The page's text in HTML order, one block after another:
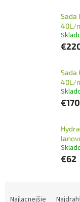
Sada
40L/
Sada
40L/
€170
€62
Najlacnejšie